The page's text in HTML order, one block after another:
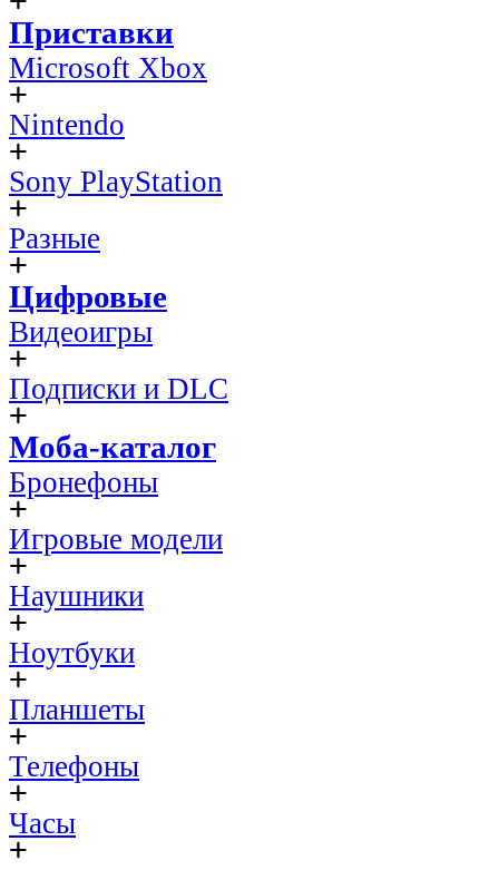
Приставки
Microsoft Xbox
Nintendo
Sony PlayStation
Разные
Цифровые
Видеоигры
Подписки и DLC
Моба-каталог
Бронефоны
Игровые модели
Наушники
Ноутбуки
Планшеты
Телефоны
Часы